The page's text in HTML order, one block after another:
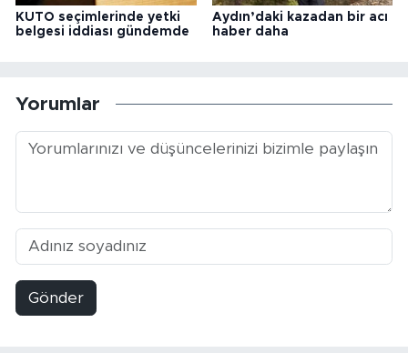
KUTO seçimlerinde yetki
belgesi iddiası gündemde
Aydın’daki kazadan bir acı
haber daha
Yorumlar
Gönder